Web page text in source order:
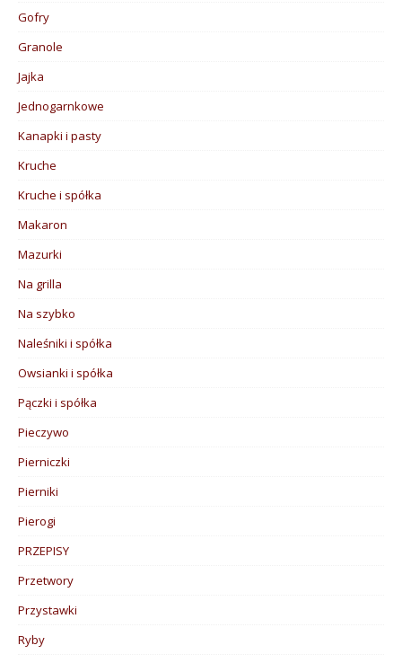
Gofry
Granole
Jajka
Jednogarnkowe
Kanapki i pasty
Kruche
Kruche i spółka
Makaron
Mazurki
Na grilla
Na szybko
Naleśniki i spółka
Owsianki i spółka
Pączki i spółka
Pieczywo
Pierniczki
Pierniki
Pierogi
PRZEPISY
Przetwory
Przystawki
Ryby